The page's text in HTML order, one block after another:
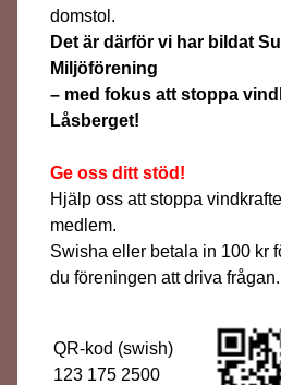
domstol.
Det är därför vi har bildat
Miljöförening
– med fokus att stoppa
Låsberget!
Ge oss ditt stöd!
Hjälp oss att stoppa
medlem.
Swisha eller betala in 100 kr
du föreningen att driva frågan.
QR-kod (swish)
123 175 2500